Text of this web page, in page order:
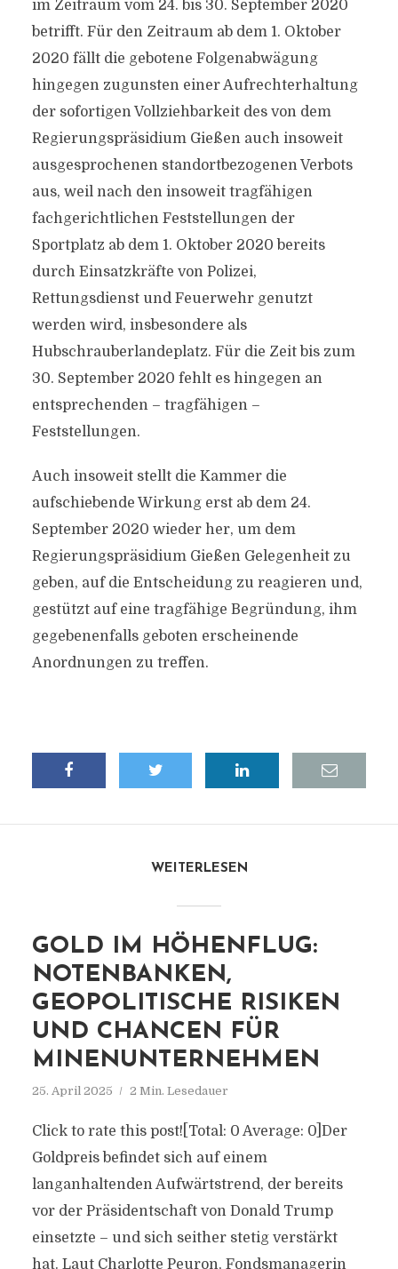
im Zeitraum vom 24. bis 30. September 2020
betrifft. Für den Zeitraum ab dem 1. Oktober
2020 fällt die gebotene Folgenabwägung
hingegen zugunsten einer Aufrechterhaltung
der sofortigen Vollziehbarkeit des von dem
Regierungspräsidium Gießen auch insoweit
ausgesprochenen standortbezogenen Verbots
aus, weil nach den insoweit tragfähigen
fachgerichtlichen Feststellungen der
Sportplatz ab dem 1. Oktober 2020 bereits
durch Einsatzkräfte von Polizei,
Rettungsdienst und Feuerwehr genutzt
werden wird, insbesondere als
Hubschrauberlandeplatz. Für die Zeit bis zum
30. September 2020 fehlt es hingegen an
entsprechenden – tragfähigen –
Feststellungen.
Auch insoweit stellt die Kammer die
aufschiebende Wirkung erst ab dem 24.
September 2020 wieder her, um dem
Regierungspräsidium Gießen Gelegenheit zu
geben, auf die Entscheidung zu reagieren und,
gestützt auf eine tragfähige Begründung, ihm
gegebenenfalls geboten erscheinende
Anordnungen zu treffen.
WEITERLESEN
GOLD IM HÖHENFLUG:
NOTENBANKEN,
GEOPOLITISCHE RISIKEN
UND CHANCEN FÜR
MINENUNTERNEHMEN
25. April 2025 2 Min. Lesedauer
Click to rate this post![Total: 0 Average: 0]Der
Goldpreis befindet sich auf einem
langanhaltenden Aufwärtstrend, der bereits
vor der Präsidentschaft von Donald Trump
einsetzte – und sich seither stetig verstärkt
hat. Laut Charlotte Peuron, Fondsmanagerin